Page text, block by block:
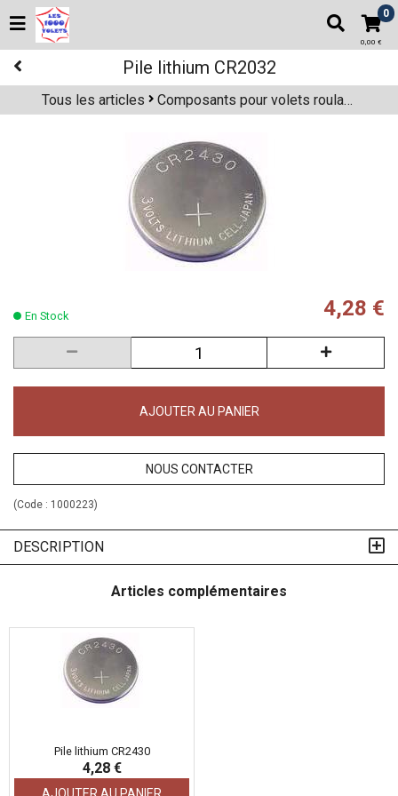
0
0,00 €
Pile lithium CR2032
Tous les articles Composants pour volets roulants
En Stock 4,28 €
AJOUTER AU PANIER
NOUS CONTACTER
(Code : 1000223)
DESCRIPTION
Articles complémentaires
Pile lithium CR2430
4,28 €